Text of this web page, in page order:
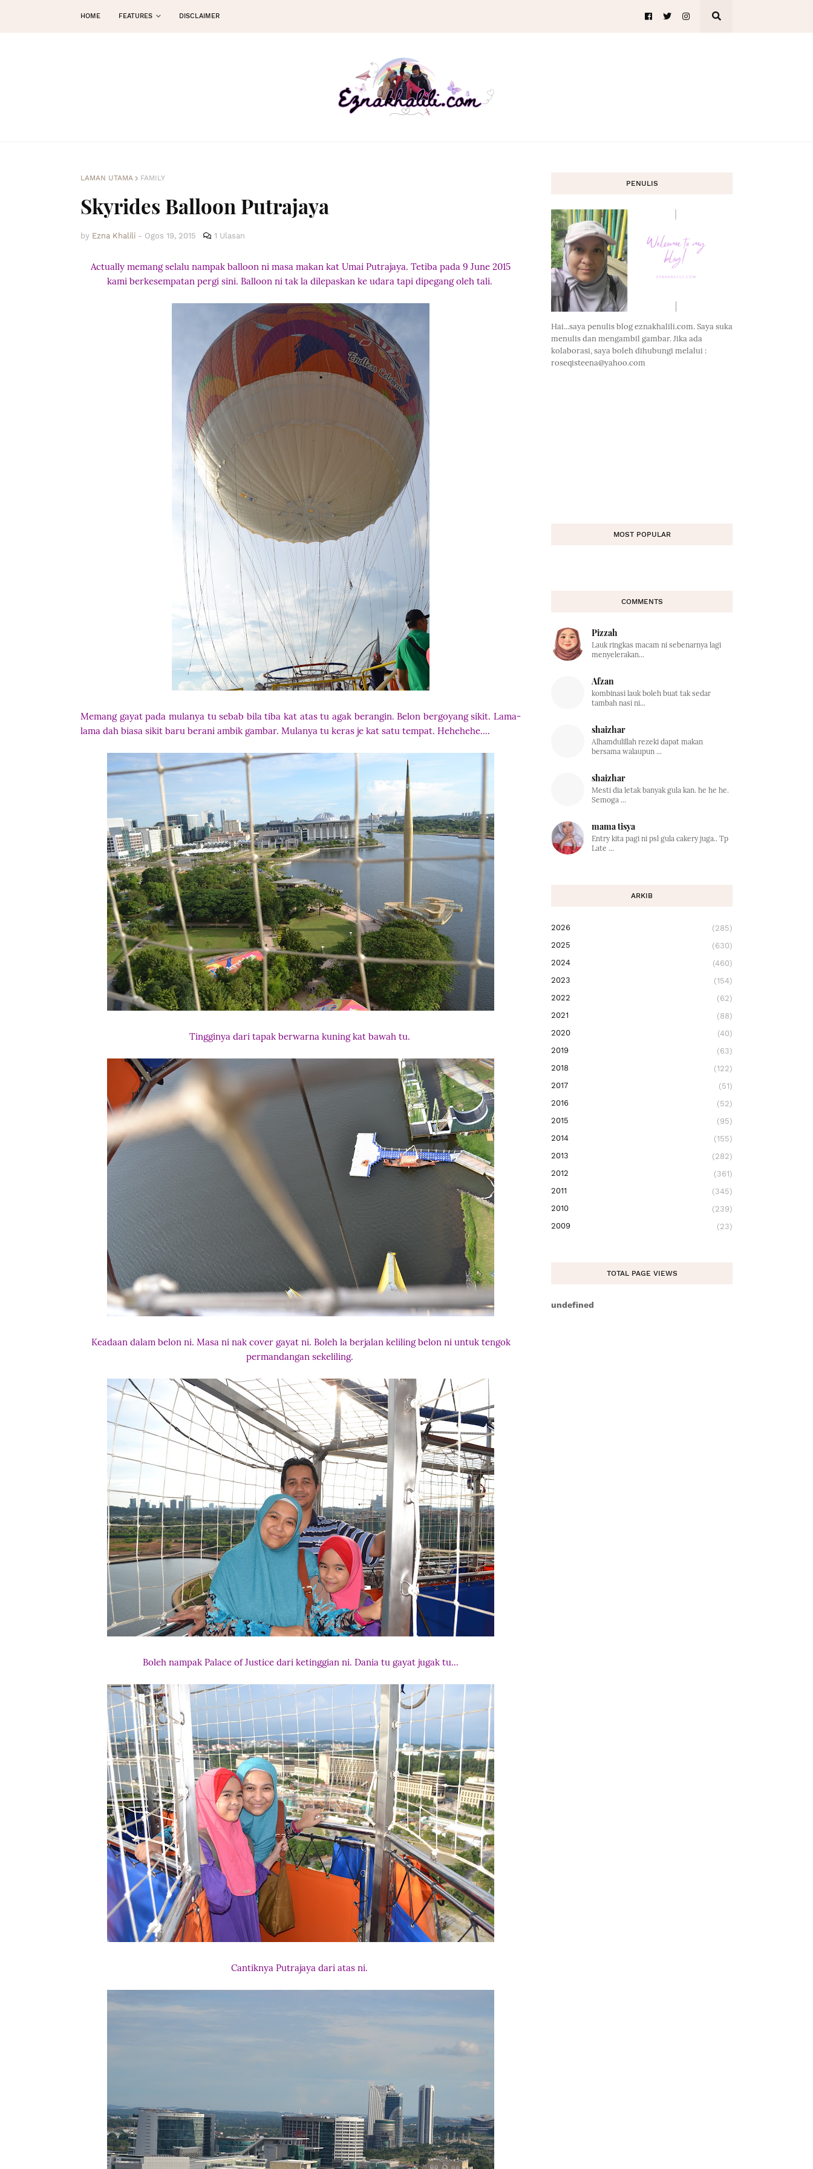
HOME FEATURES DISCLAIMER
LAMAN UTAMA FAMILY
Skyrides Balloon Putrajaya
by Ezna Khalili - Ogos 19, 2015 1 Ulasan
Actually memang selalu nampak balloon ni masa makan kat Umai Putrajaya. Tetiba pada 9 June 2015
kami berkesempatan pergi sini. Balloon ni tak la dilepaskan ke udara tapi dipegang oleh tali.
Memang gayat pada mulanya tu sebab bila tiba kat atas tu agak berangin. Belon bergoyang sikit. Lama-
lama dah biasa sikit baru berani ambik gambar. Mulanya tu keras je kat satu tempat. Hehehehe....
Tingginya dari tapak berwarna kuning kat bawah tu.
Keadaan dalam belon ni. Masa ni nak cover gayat ni. Boleh la berjalan keliling belon ni untuk tengok
permandangan sekeliling.
Boleh nampak Palace of Justice dari ketinggian ni. Dania tu gayat jugak tu...
Cantiknya Putrajaya dari atas ni.
PENULIS
Hai...saya penulis blog eznakhalili.com. Saya suka
menulis dan mengambil gambar. Jika ada
kolaborasi, saya boleh dihubungi melalui :
roseqisteena@yahoo.com
MOST POPULAR
COMMENTS
Pizzah
Lauk ringkas macam ni sebenarnya lagi
menyelerakan...
Afzan
kombinasi lauk boleh buat tak sedar
tambah nasi ni...
shaizhar
Alhamdulillah rezeki dapat makan
bersama walaupun ...
shaizhar
Mesti dia letak banyak gula kan. he he he.
Semoga ...
mama tisya
Entry kita pagi ni psl gula cakery juga.. Tp
Late ...
ARKIB
2026
(285)
2025
(630)
2024
(460)
2023
(154)
2022
(62)
2021
(88)
2020
(40)
2019
(63)
2018
(122)
2017
(51)
2016
(52)
2015
(95)
2014
(155)
2013
(282)
2012
(361)
2011
(345)
2010
(239)
2009
(23)
TOTAL PAGE VIEWS
undefned